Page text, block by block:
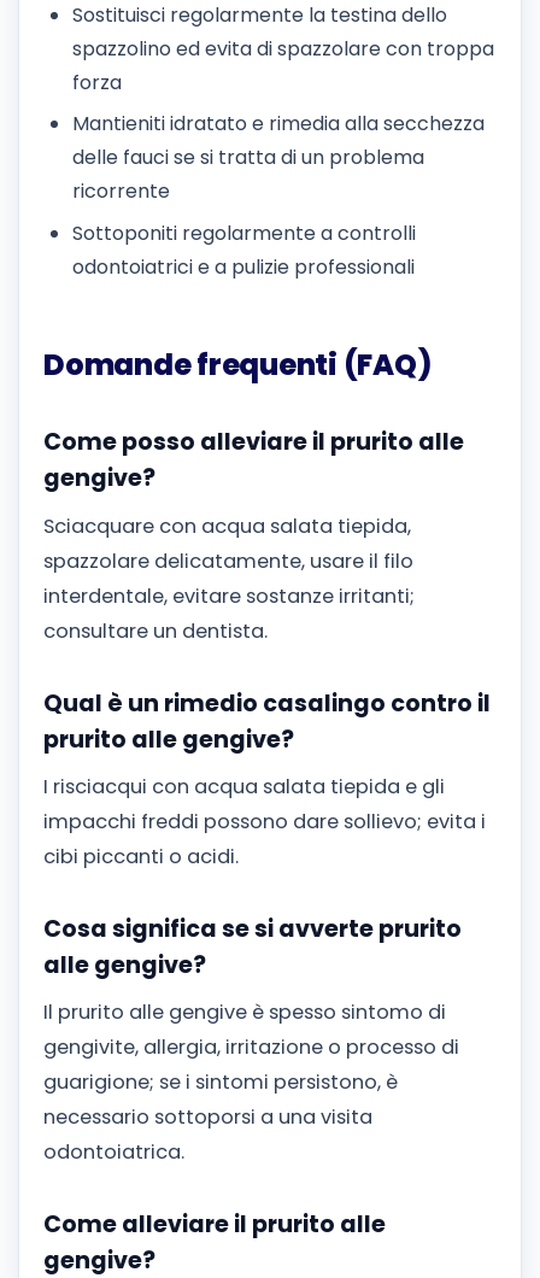
Sostituisci regolarmente la testina dello
spazzolino ed evita di spazzolare con troppa
forza
Mantieniti idratato e rimedia alla secchezza
delle fauci se si tratta di un problema
ricorrente
Sottoponiti regolarmente a controlli
odontoiatrici e a pulizie professionali
Domande frequenti (FAQ)
Come posso alleviare il prurito alle
gengive?
Sciacquare con acqua salata tiepida,
spazzolare delicatamente, usare il filo
interdentale, evitare sostanze irritanti;
consultare un dentista.
Qual è un rimedio casalingo contro il
prurito alle gengive?
I risciacqui con acqua salata tiepida e gli
impacchi freddi possono dare sollievo; evita i
cibi piccanti o acidi.
Cosa significa se si avverte prurito
alle gengive?
Il prurito alle gengive è spesso sintomo di
gengivite, allergia, irritazione o processo di
guarigione; se i sintomi persistono, è
necessario sottoporsi a una visita
odontoiatrica.
Come alleviare il prurito alle
gengive?